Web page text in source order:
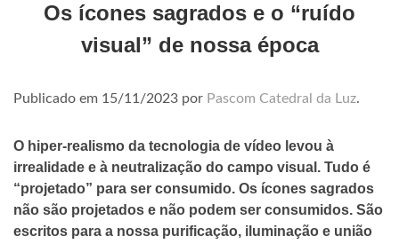
Os ícones sagrados e o “ruído
visual” de nossa época
Publicado em 15/11/2023 por Pascom Catedral da Luz.
O hiper-realismo da tecnologia de vídeo levou à
irrealidade e à neutralização do campo visual. Tudo é
“projetado” para ser consumido. Os ícones sagrados
não são projetados e não podem ser consumidos. São
escritos para a nossa purificação, iluminação e união